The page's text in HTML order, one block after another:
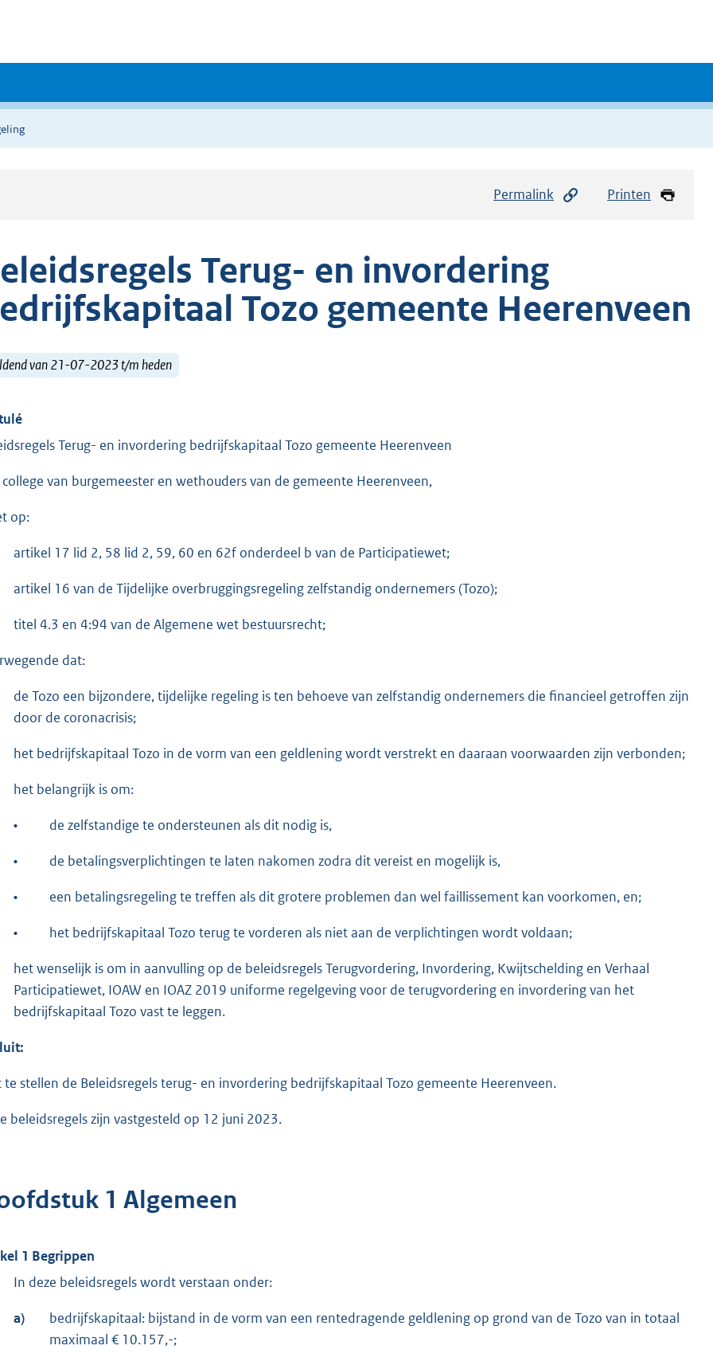
Permalink Printen
Terug- en invordering
Tozo gemeente Heerenveen
van 21-07-2023 t/m heden
Terug- en invordering bedrijfskapitaal Tozo gemeente Heerenveen
van burgemeester en wethouders van de gemeente Heerenveen,
op:
artikel 17 lid 2, 58 lid 2, 59, 60 en 62f onderdeel b van de Participatiewet;
artikel 16 van de Tijdelijke overbruggingsregeling zelfstandig ondernemers (Tozo);
titel 4.3 en 4:94 van de Algemene wet bestuursrecht;
dat:
de Tozo een bijzondere, tijdelijke regeling is ten behoeve van zelfstandig ondernemers die financieel getroffen zijn
door de coronacrisis;
het bedrijfskapitaal Tozo in de vorm van een geldlening wordt verstrekt en daaraan voorwaarden zijn verbonden;
het belangrijk is om:
• de zelfstandige te ondersteunen als dit nodig is,
• de betalingsverplichtingen te laten nakomen zodra dit vereist en mogelijk is,
• een betalingsregeling te treffen als dit grotere problemen dan wel faillissement kan voorkomen, en;
• het bedrijfskapitaal Tozo terug te vorderen als niet aan de verplichtingen wordt voldaan;
het wenselijk is om in aanvulling op de beleidsregels Terugvordering, Invordering, Kwijtschelding en Verhaal
Participatiewet, IOAW en IOAZ 2019 uniforme regelgeving voor de terugvordering en invordering van het
bedrijfskapitaal Tozo vast te leggen.
te stellen de Beleidsregels terug- en invordering bedrijfskapitaal Tozo gemeente Heerenveen.
beleidsregels zijn vastgesteld op 12 juni 2023.
1 Algemeen
1 Begrippen
In deze beleidsregels wordt verstaan onder:
a)
bedrijfskapitaal: bijstand in de vorm van een rentedragende geldlening op grond van de Tozo van in totaal
maximaal € 10.157,-;